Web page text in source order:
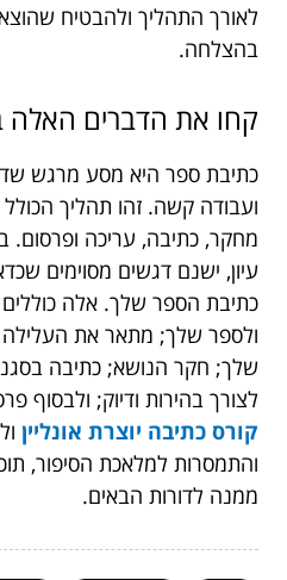
לאורך התהליך ולהבטיח
בהצלחה.
קחו את הדברים האלה
כתיבת ספר היא מסע מרגש
ועבודה קשה. זהו תהליך הכולל
מחקר, כתיבה, עריכה ופרסום.
עיון, ישנם דגשים מסוימים
כתיבת הספר שלך. אלה
ולספר שלך; מתאר את
שלך; חקר הנושא; כתיבה
לצורך בהירות ודיוק; ולבסוף
קורס כתיבה יוצרת אונליין
והתמסרות למלאכת הסיפור,
ממנה לדורות הבאים.